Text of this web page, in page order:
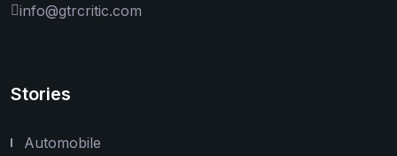
info@gtrcritic.com
Stories
Automobile